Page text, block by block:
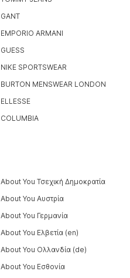
GANT
EMPORIO ARMANI
GUESS
NIKE SPORTSWEAR
BURTON MENSWEAR LONDON
ELLESSE
COLUMBIA
About You Τσεχική Δημοκρατία
About You Αυστρία
About You Γερμανία
About You Ελβετία (en)
About You Ολλανδία (de)
About You Εσθονία